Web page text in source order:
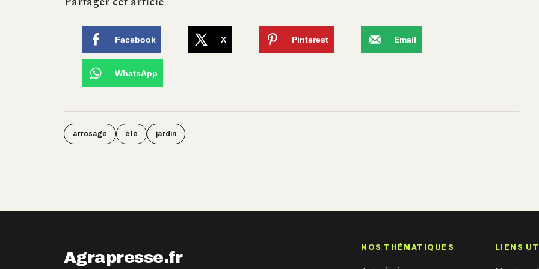
Facebook X Pinterest Email
WhatsApp
arrosage été jardin
Agrapresse.fr
NOS THÉMATIQUES LIENS